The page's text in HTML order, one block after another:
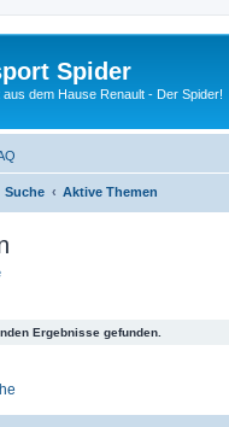
Spider
dem Hause Renault - Der Spider!
Suche Aktive Themen
Ergebnisse gefunden.